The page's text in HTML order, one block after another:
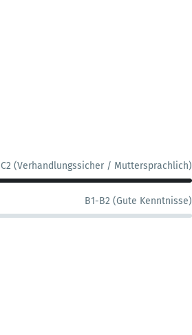
C2 (Verhandlungssicher / Muttersprachlich)
B1-B2 (Gute Kenntnisse)